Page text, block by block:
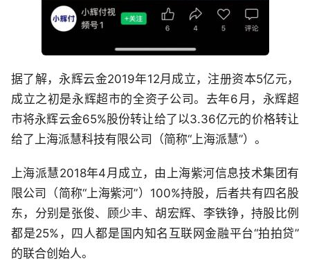
据了解，永辉云金2019年12月成立，注册资本5亿元，
成立之初是永辉超市的全资子公司。去年6月，永辉超
市将永辉云金65%股份转让给了以3.36亿元的价格转让
给了上海派慧科技有限公司（简称“上海派慧”）。
上海派慧2018年4月成立，由上海紫河信息技术集团有
限公司（简称“上海紫河”）100%持股，后者共有四名股
东，分别是张俊、顾少丰、胡宏辉、李铁铮，持股比例
都是25%，四人都是国内知名互联网金融平台“拍拍贷”
的联合创始人。